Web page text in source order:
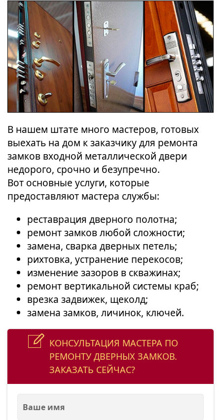
В нашем штате много мастеров, готовых
выехать на дом к заказчику для ремонта
замков входной металлической двери
недорого, срочно и безупречно.
Вот основные услуги, которые
предоставляют мастера службы:
реставрация дверного полотна;
ремонт замков любой сложности;
замена, сварка дверных петель;
рихтовка, устранение перекосов;
изменение зазоров в скважинах;
ремонт вертикальной системы краб;
врезка задвижек, щеколд;
замена замков, личинок, ключей.
КОНСУЛЬТАЦИЯ МАСТЕРА ПО
РЕМОНТУ ДВЕРНЫХ ЗАМКОВ.
ЗАКАЗАТЬ СЕЙЧАС?